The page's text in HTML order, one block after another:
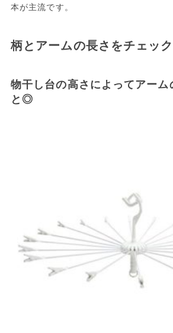
本が主流です。
柄とアームの長さをチェック
物干し台の高さによってアーム
と◎